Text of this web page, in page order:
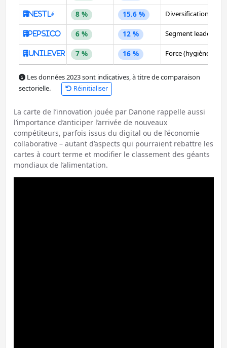
Nestlé 8 % 15.6 % Diversification
PepsiCo 6 % 12 % Segment leader
Unilever 7 % 16 % Force (hygiène/
Les données 2023 sont indicatives, à titre de comparaison
sectorielle.
Réinitialiser
La carte de l’innovation jouée par Danone rappelle aussi
l’importance d’anticiper l’arrivée de nouveaux
compétiteurs, parfois issus du digital ou de l’économie
collaborative – autant d’aspects qui pourraient rebattre les
cartes à court terme et modifier le classement des géants
mondiaux de l’alimentation.